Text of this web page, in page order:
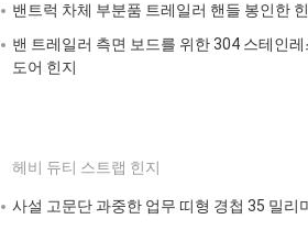
밴트럭 차체 부분품 트레일러 핸들 봉인한
밴 트레일러 측면 보드를 위한 304 스테인
도어 힌지
헤비 듀티 스트랩 힌지
사설 고문단 과중한 업무 띠형 경첩 35 밀리